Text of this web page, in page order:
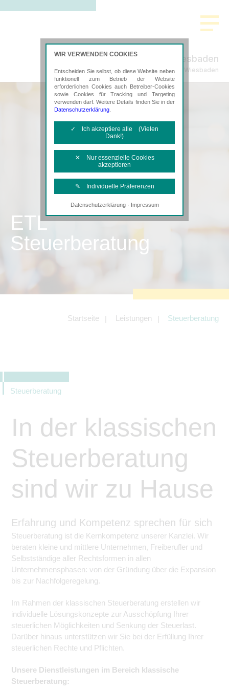
STEURAT Wiesbaden
Steuerberatung in Wiesbaden
ETL
Steuerberatung
Startseite Leistungen Steuerberatung
Steuerberatung
In der klassischen
Steuerberatung
sind wir zu Hause
Erfahrung und Kompetenz sprechen für sich
Steuerberatung ist die Kernkompetenz unserer Kanzlei. Wir
beraten kleine und mittlere Unternehmen, Freiberufler und
Selbstständige aller Rechtsformen in allen
Unternehmensphasen: von der Gründung über die Expansion
bis zur Nachfolgeregelung.
Im Rahmen der klassischen Steuerberatung erstellen wir
individuelle Lösungskonzepte zur Ausschöpfung Ihrer
steuerlichen Möglichkeiten und Senkung der Steuerlast.
Darüber hinaus unterstützen wir Sie bei der Erfüllung Ihrer
steuerlichen Rechte und Pflichten.
Unsere Dienstleistungen im Bereich klassische
Steuerberatung:
WIR VERWENDEN COOKIES
Entscheiden Sie selbst, ob diese Website neben
funktionell zum Betrieb der Website
erforderlichen Cookies auch Betreiber-Cookies
sowie Cookies für Tracking und Targeting
verwenden darf. Weitere Details finden Sie in der
Datenschutzerklärung
✓ Ich akzeptiere alle (Vielen
Dank!)
✕ Nur essenzielle Cookies
akzeptieren
✎ Individuelle Präferenzen
Notwendige Cookies
Diese Cookies sind erforderlich, um die
Tracking- und Targeting-Cookies
Angebotes einschließlich der
Angeboten von z.B. Facebook und
LinkedIn.
Datenschutzerklärung· Impressum